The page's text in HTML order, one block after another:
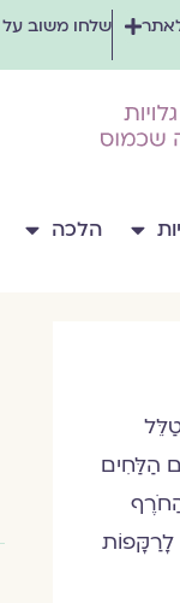
שלחו משוב
הלכה
הַלַּחִים